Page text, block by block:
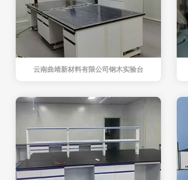
云南曲靖新材料有限公司钢木实验台